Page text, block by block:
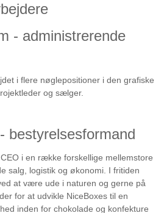
- administrerende
i flere nøglepositioner i den grafiske
og sælger.
bestyrelsesformand
i en række forskellige mellemstore
salg, logistik og økonomi. I fritiden
at være ude i naturen og gerne på
for at udvikle NiceBoxes til en
inden for chokolade og konfekture